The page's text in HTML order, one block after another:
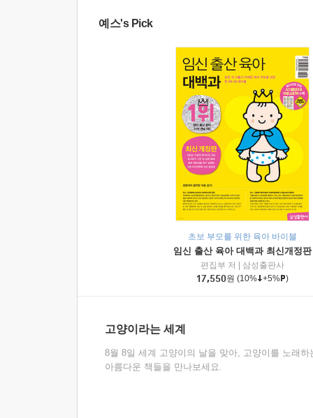
예스's Pick
초보 부모를 위한 육아 바이블
임신 출산 육아 대백과 최신개정판
편집부 저
삼성출판사
17,550원 (10% +5% )
고양이라는 세계
8월 8일 세계 고양이의 날을 맞아, 고양이를 노래하
아름다운 책들을 만나보세요.